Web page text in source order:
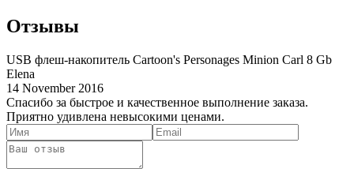
Отзывы
USB флеш-накопитель Cartoon's Personages Minion Carl 8 Gb
Elena
14 November 2016
Спасибо за быстрое и качественное выполнение заказа.
Приятно удивлена невысокими ценами.